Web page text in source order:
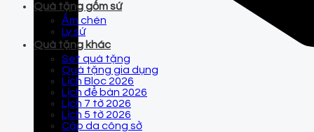
Quà tặng gốm sứ
Ấm chén
Ly sứ
Quà tặng khác
Set quà tặng
Quà tặng gia dụng
Lịch Bloc 2026
Lịch để bàn 2026
Lịch 7 tờ 2026
Lịch 5 tờ 2026
Cặp da công sở